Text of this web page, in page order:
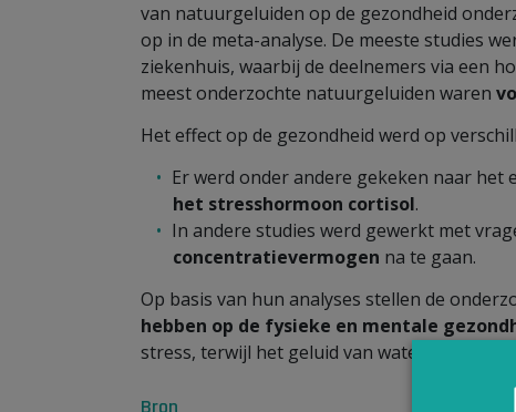
van natuurgeluiden op de gezondheid
op in de meta-analyse. De meeste studies
ziekenhuis, waarbij de deelnemers via een
meest onderzochte natuurgeluiden waren
Het effect op de gezondheid werd op
Er werd onder andere gekeken naar het
het stresshormoon cortisol.
In andere studies werd gewerkt met
concentratievermogen na te gaan.
Op basis van hun analyses stellen de
hebben op de fysieke en mentale
stress, terwijl het geluid van water vooral